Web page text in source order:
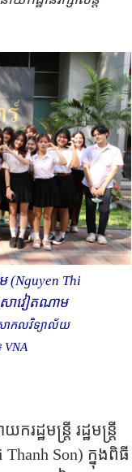
(Nguyen Thi
សាវៀតណាម
កលវិទ្យាល័យ
VNA
ឋមន្ត្រី រដ្ឋមន្ត្រី
Thanh Son) ក្នុង​ពិធី